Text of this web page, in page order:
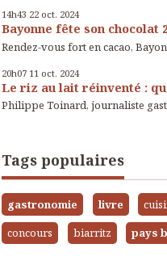
14h43 22 oct. 2024
Bayonne fête son chocolat
Rendez-vous fort en cacao,
20h07 11 oct. 2024
Le riz au lait réinventé :
Philippe Toinard, journaliste
Tags populaires
gastronomie livre
concours
biarritz pays